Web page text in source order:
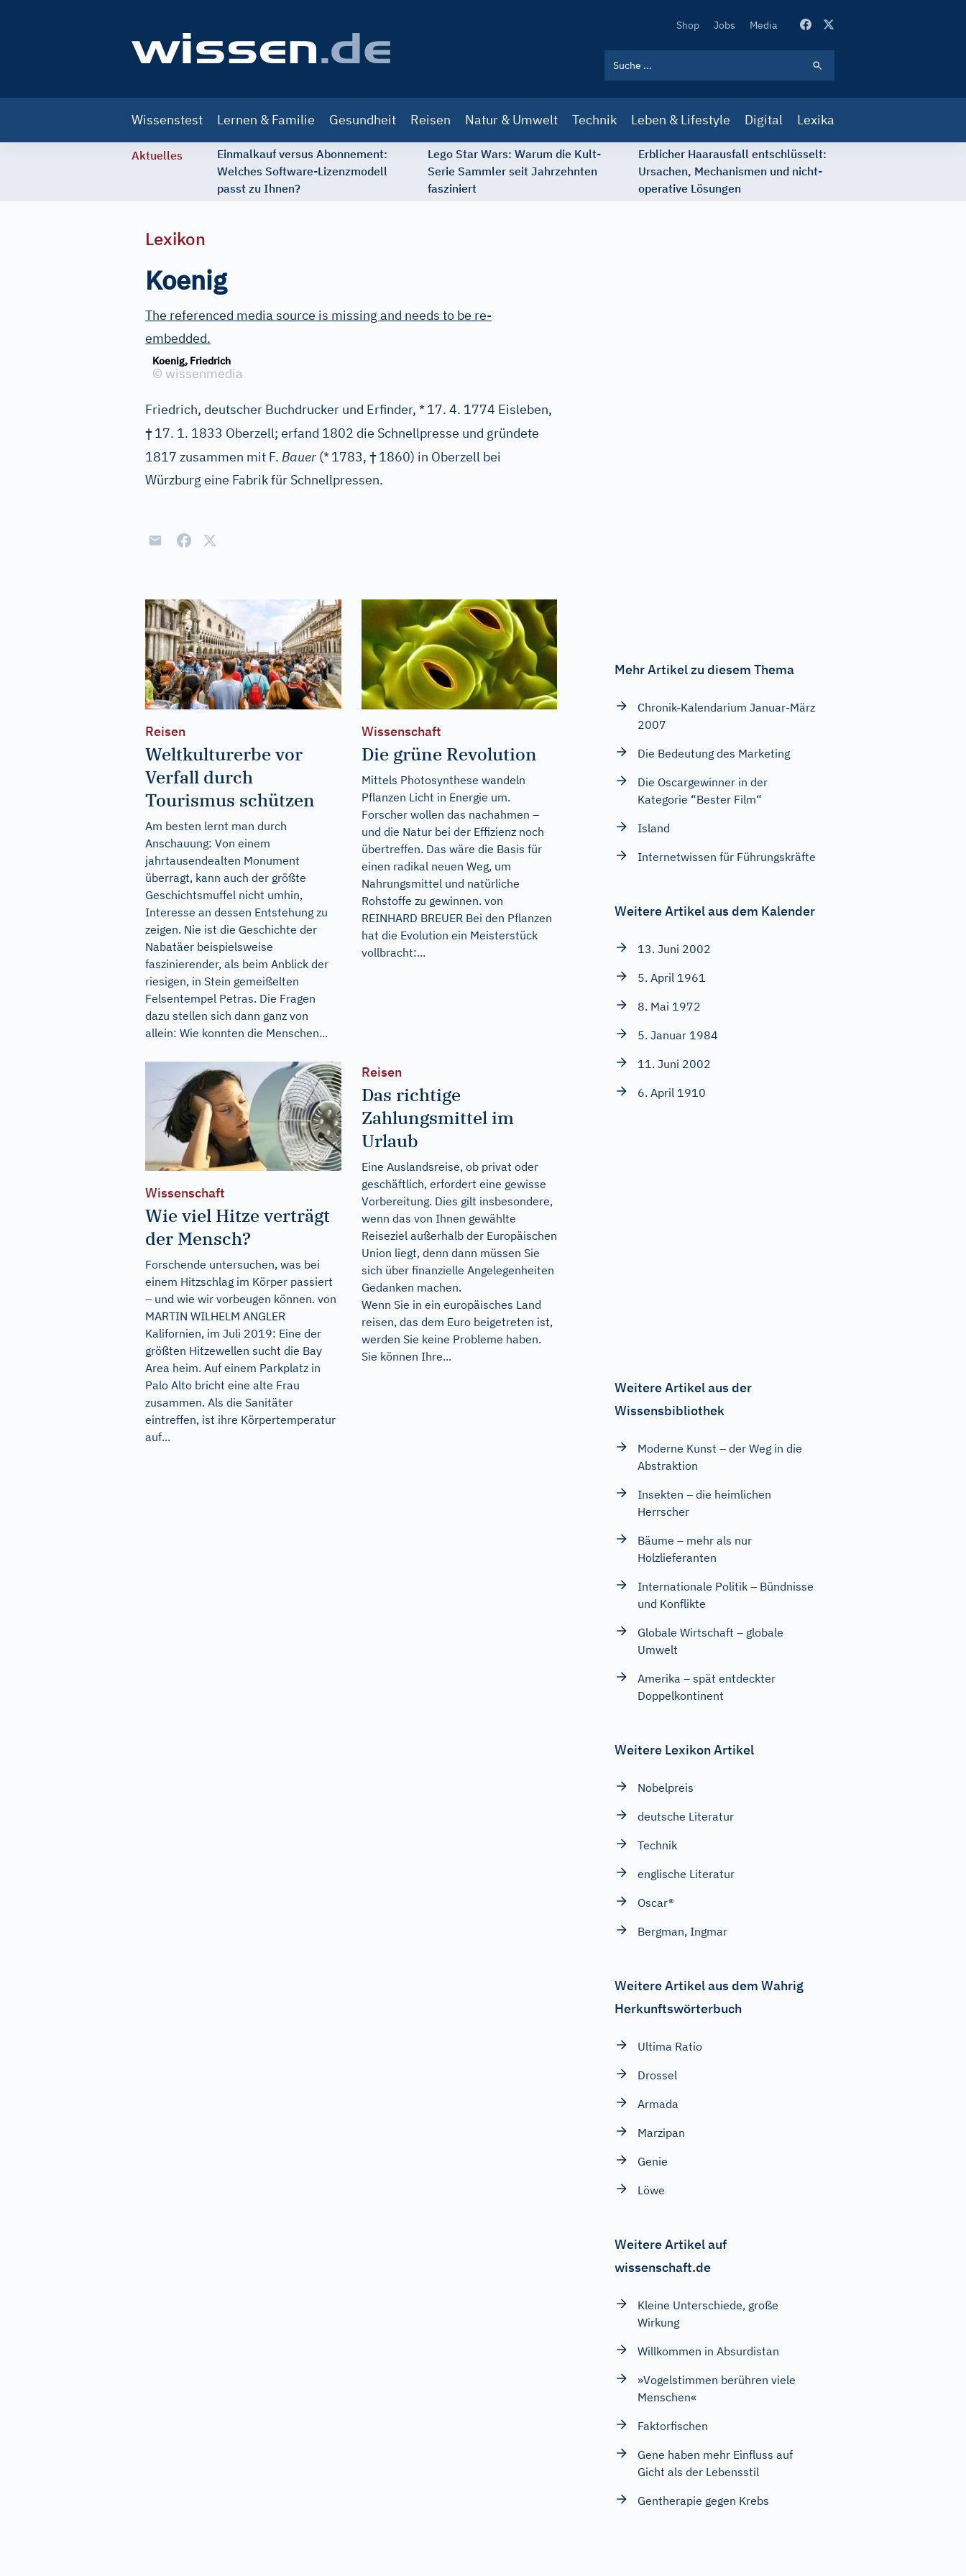
Secondary
Shop Jobs Media
navigation
Wissenstest Lernen & Familie Gesundheit Reisen Natur & Umwelt Technik Leben & Lifestyle Digital Lexika
Aktuelles
Einmalkauf versus Abonnement:
Welches Software-Lizenzmodell
passt zu Ihnen?
Lego Star Wars: Warum die Kult-
Serie Sammler seit Jahrzehnten
fasziniert
Erblicher Haarausfall entschlüsselt:
Ursachen, Mechanismen und nicht-
operative Lösungen
Lexikon
Koenig
The referenced media source is missing and needs to be re-
embedded.
Koenig, Friedrich
© wissenmedia
Friedrich, deutscher Buchdrucker und Erfinder, *17. 4. 1774 Eisleben,
†17. 1. 1833 Oberzell; erfand 1802 die Schnellpresse und gründete
1817 zusammen mit F. Bauer (*1783, †1860) in Oberzell bei
Würzburg eine Fabrik für Schnellpressen.
Reisen
Weltkulturerbe vor
Verfall durch
Tourismus schützen
Am besten lernt man durch
Anschauung: Von einem
jahrtausendealten Monument
überragt, kann auch der größte
Geschichtsmuffel nicht umhin,
Interesse an dessen Entstehung zu
zeigen. Nie ist die Geschichte der
Nabatäer beispielsweise
faszinierender, als beim Anblick der
riesigen, in Stein gemeißelten
Felsentempel Petras. Die Fragen
dazu stellen sich dann ganz von
allein: Wie konnten die Menschen...
Wissenschaft
Die grüne Revolution
Mittels Photosynthese wandeln
Pflanzen Licht in Energie um.
Forscher wollen das nachahmen –
und die Natur bei der Effizienz noch
übertreffen. Das wäre die Basis für
einen radikal neuen Weg, um
Nahrungsmittel und natürliche
Rohstoffe zu gewinnen. von
REINHARD BREUER Bei den Pflanzen
hat die Evolution ein Meisterstück
vollbracht:...
Wissenschaft
Wie viel Hitze verträgt
der Mensch?
Forschende untersuchen, was bei
einem Hitzschlag im Körper passiert
– und wie wir vorbeugen können. von
MARTIN WILHELM ANGLER
Kalifornien, im Juli 2019: Eine der
größten Hitzewellen sucht die Bay
Area heim. Auf einem Parkplatz in
Palo Alto bricht eine alte Frau
zusammen. Als die Sanitäter
eintreffen, ist ihre Körpertemperatur
auf...
Reisen
Das richtige
Zahlungsmittel im
Urlaub
Eine Auslandsreise, ob privat oder
geschäftlich, erfordert eine gewisse
Vorbereitung. Dies gilt insbesondere,
wenn das von Ihnen gewählte
Reiseziel außerhalb der Europäischen
Union liegt, denn dann müssen Sie
sich über finanzielle Angelegenheiten
Gedanken machen.
Wenn Sie in ein europäisches Land
reisen, das dem Euro beigetreten ist,
werden Sie keine Probleme haben.
Sie können Ihre...
Mehr Artikel zu diesem Thema
Chronik-Kalendarium Januar-März
2007
Die Bedeutung des Marketing
Die Oscargewinner in der
Kategorie “Bester Film“
Island
Internetwissen für Führungskräfte
Weitere Artikel aus dem Kalender
13. Juni 2002
5. April 1961
8. Mai 1972
5. Januar 1984
11. Juni 2002
6. April 1910
Weitere Artikel aus der
Wissensbibliothek
Moderne Kunst – der Weg in die
Abstraktion
Insekten – die heimlichen
Herrscher
Bäume – mehr als nur
Holzlieferanten
Internationale Politik – Bündnisse
und Konflikte
Globale Wirtschaft – globale
Umwelt
Amerika – spät entdeckter
Doppelkontinent
Weitere Lexikon Artikel
Nobelpreis
deutsche Literatur
Technik
englische Literatur
Oscar®
Bergman, Ingmar
Weitere Artikel aus dem Wahrig
Herkunftswörterbuch
Ultima Ratio
Drossel
Armada
Marzipan
Genie
Löwe
Weitere Artikel auf
wissenschaft.de
Kleine Unterschiede, große
Wirkung
Willkommen in Absurdistan
»Vogelstimmen berühren viele
Menschen«
Faktorfischen
Gene haben mehr Einfluss auf
Gicht als der Lebensstil
Gentherapie gegen Krebs